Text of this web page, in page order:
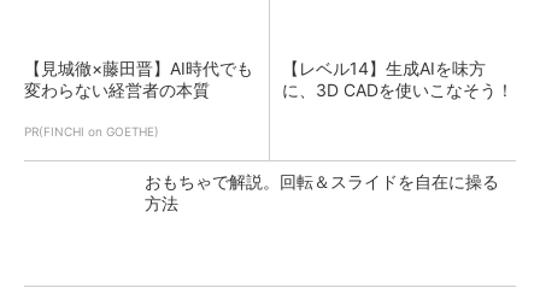
【見城徹×藤田晋】AI時代でも
変わらない経営者の本質
PR(FINCHI on GOETHE)
【レベル14】生成AIを味方
に、3D CADを使いこなそう！
おもちゃで解説。回転＆スライドを自在に操る
方法